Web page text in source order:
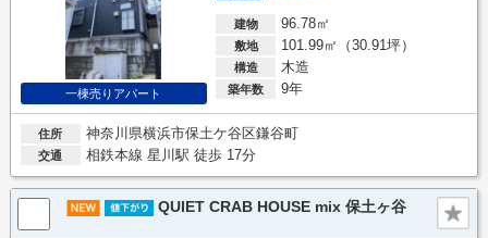
一棟売りアパート
建物 96.78㎡
敷地 101.99㎡（30.91坪）
構造 木造
築年数 9年
住所 神奈川県横浜市保土ケ谷区鎌谷町
交通 相鉄本線 星川駅 徒歩 17分
QUIET CRAB HOUSE mix 保土ヶ谷